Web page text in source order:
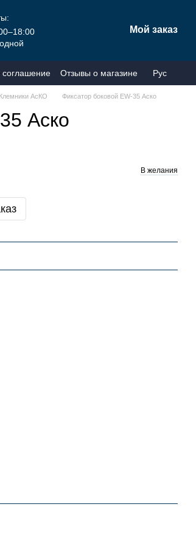
Мой заказ
соглашение Отзывы о магазине Рус
Клемники АсКО Фиксатор боковой EW-35 Аско
Аско
В желания